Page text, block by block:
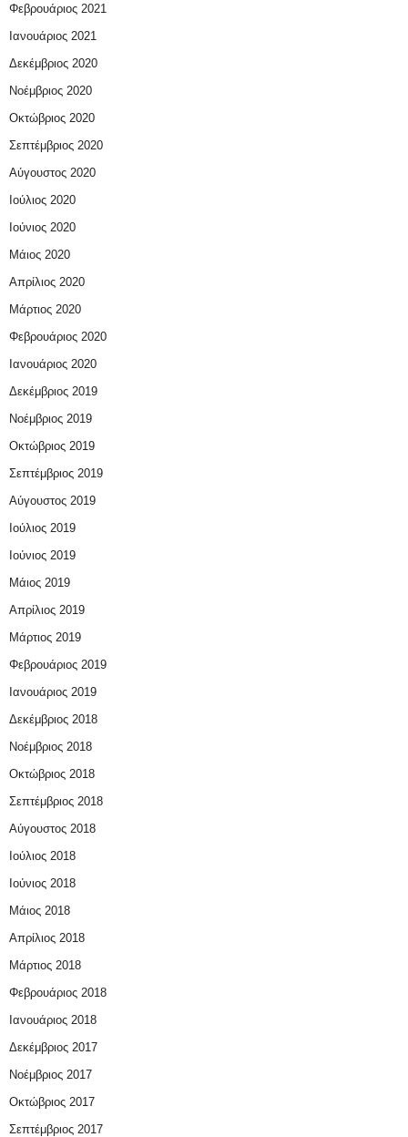
Φεβρουάριος 2021
Ιανουάριος 2021
Δεκέμβριος 2020
Νοέμβριος 2020
Οκτώβριος 2020
Σεπτέμβριος 2020
Αύγουστος 2020
Ιούλιος 2020
Ιούνιος 2020
Μάιος 2020
Απρίλιος 2020
Μάρτιος 2020
Φεβρουάριος 2020
Ιανουάριος 2020
Δεκέμβριος 2019
Νοέμβριος 2019
Οκτώβριος 2019
Σεπτέμβριος 2019
Αύγουστος 2019
Ιούλιος 2019
Ιούνιος 2019
Μάιος 2019
Απρίλιος 2019
Μάρτιος 2019
Φεβρουάριος 2019
Ιανουάριος 2019
Δεκέμβριος 2018
Νοέμβριος 2018
Οκτώβριος 2018
Σεπτέμβριος 2018
Αύγουστος 2018
Ιούλιος 2018
Ιούνιος 2018
Μάιος 2018
Απρίλιος 2018
Μάρτιος 2018
Φεβρουάριος 2018
Ιανουάριος 2018
Δεκέμβριος 2017
Νοέμβριος 2017
Οκτώβριος 2017
Σεπτέμβριος 2017